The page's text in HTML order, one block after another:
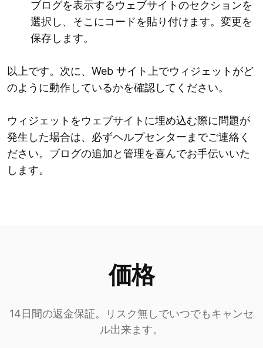
ブログを表示するウェブサイトのセクションを
選択し、そこにコードを貼り付けます。変更を
保存します。
以上です。次に、Web サイト上でウィジェットがど
のように動作しているかを確認してください。
ウィジェットをウェブサイトに埋め込む際に問題が
発生した場合は、必ずヘルプセンターまでご連絡く
ださい。ブログの追加と管理を喜んでお手伝いいた
します。
価格
14日間の返金保証。リスク無しでいつでもキャンセ
ル出来ます。